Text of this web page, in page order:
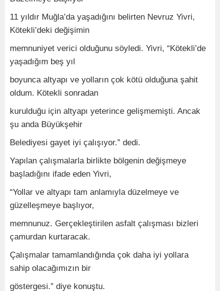
11 yıldır Muğla’da yaşadığını belirten Nevruz Yivri,
Kötekli’deki değişimin
memnuniyet verici olduğunu söyledi. Yivri, “Kötekli’de
yaşadığım beş yıl
boyunca altyapı ve yolların çok kötü olduğuna şahit
oldum. Kötekli sonradan
kurulduğu için altyapı yeterince gelişmemişti. Ancak
şu anda Büyükşehir
Belediyesi gayet iyi çalışıyor.” dedi.
Yapılan çalışmalarla birlikte bölgenin değişmeye
başladığını ifade eden Yivri,
“Yollar ve altyapı tam anlamıyla düzelmeye ve
güzelleşmeye başlıyor,
memnunuz. Gerçekleştirilen asfalt çalışması bizleri
çamurdan kurtaracak.
Çalışmalar tamamlandığında çok daha iyi yollara
sahip olacağımızın bir
göstergesi.” diye konuştu.